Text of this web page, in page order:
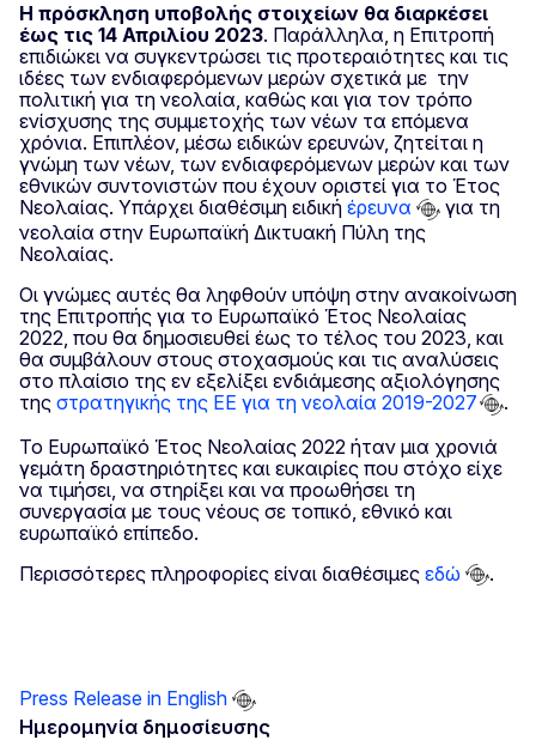
Η πρόσκληση υποβολής στοιχείων θα διαρκέσει
έως τις 14 Απριλίου 2023. Παράλληλα, η Επιτροπή
επιδιώκει να συγκεντρώσει τις προτεραιότητες και τις
ιδέες των ενδιαφερόμενων μερών σχετικά με την
πολιτική για τη νεολαία, καθώς και για τον τρόπο
ενίσχυσης της συμμετοχής των νέων τα επόμενα
χρόνια. Επιπλέον, μέσω ειδικών ερευνών, ζητείται η
γνώμη των νέων, των ενδιαφερόμενων μερών και των
εθνικών συντονιστών που έχουν οριστεί για το Έτος
Νεολαίας. Υπάρχει διαθέσιμη ειδική έρευνα
για τη
νεολαία στην Ευρωπαϊκή Δικτυακή Πύλη της
Νεολαίας.
Οι γνώμες αυτές θα ληφθούν υπόψη στην ανακοίνωση
της Επιτροπής για το Ευρωπαϊκό Έτος Νεολαίας
2022, που θα δημοσιευθεί έως το τέλος του 2023, και
θα συμβάλουν στους στοχασμούς και τις αναλύσεις
στο πλαίσιο της εν εξελίξει ενδιάμεσης αξιολόγησης
της στρατηγικής της ΕΕ για τη νεολαία 2019-2027
.
Το Ευρωπαϊκό Έτος Νεολαίας 2022 ήταν μια χρονιά
γεμάτη δραστηριότητες και ευκαιρίες που στόχο είχε
να τιμήσει, να στηρίξει και να προωθήσει τη
συνεργασία με τους νέους σε τοπικό, εθνικό και
ευρωπαϊκό επίπεδο.
Περισσότερες πληροφορίες είναι διαθέσιμες εδώ .
Press Release in English
Ημερομηνία δημοσίευσης